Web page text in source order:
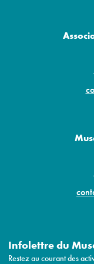
Infolettre du
Restez au courant des